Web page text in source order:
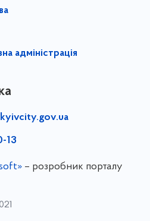
адміністрація
13
– розробник порталу